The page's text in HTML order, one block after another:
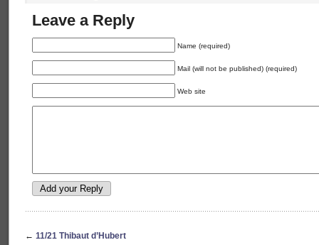
Leave a Reply
Name (required)
Mail (will not be published) (required)
Web site
← 11/21 Thibaut d’Hubert